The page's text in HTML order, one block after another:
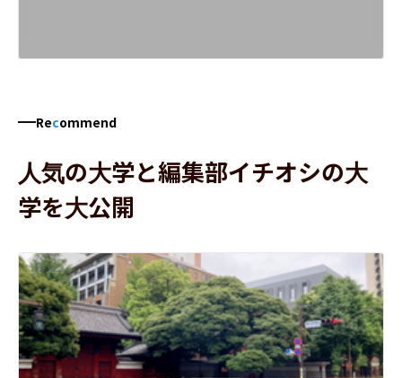
Recommend
人気の大学と編集部イチオシの大
学を大公開